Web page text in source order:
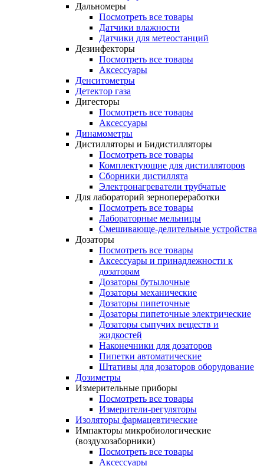
Дальномеры
Посмотреть все товары
Датчики влажности
Датчики для метеостанций
Дезинфекторы
Посмотреть все товары
Аксессуары
Денситометры
Детектор газа
Дигесторы
Посмотреть все товары
Аксессуары
Динамометры
Дистилляторы и Бидистилляторы
Посмотреть все товары
Комплектующие для дистилляторов
Сборники дистиллята
Электронагреватели трубчатые
Для лабораторий зернопереработки
Посмотреть все товары
Лабораторные мельницы
Смешивающе-делительные устройства
Дозаторы
Посмотреть все товары
Аксессуары и принадлежности к
дозаторам
Дозаторы бутылочные
Дозаторы механические
Дозаторы пипеточные
Дозаторы пипеточные электрические
Дозаторы сыпучих веществ и
жидкостей
Наконечники для дозаторов
Пипетки автоматические
Штативы для дозаторов оборудование
Дозиметры
Измерительные приборы
Посмотреть все товары
Измерители-регуляторы
Изоляторы фармацевтические
Импакторы микробиологические
(воздухозаборники)
Посмотреть все товары
Аксессуары